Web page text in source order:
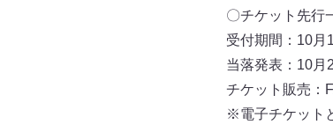
〇チケット先行
受付期間：10月
当落発表：10月
チケット販売：
※電子チケット